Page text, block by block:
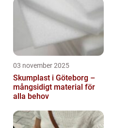
03 november 2025
Skumplast i Göteborg –
mångsidigt material för
alla behov